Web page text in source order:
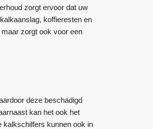
zorgt ervoor dat uw
koffieresten en
zorgt ook voor een
deze beschadigd
kan het ook het
kalkschilfers kunnen ook in